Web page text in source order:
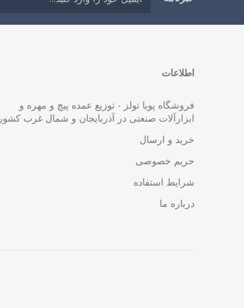
اطلاعات
فروشگاه پویا تولز - توزیع عمده پیچ و مهره و
ابزارآلات صنعتی در آذربایجان و شمال غرب کشور
خرید و ارسال
حریم خصوصی
شرایط استفاده
درباره ما